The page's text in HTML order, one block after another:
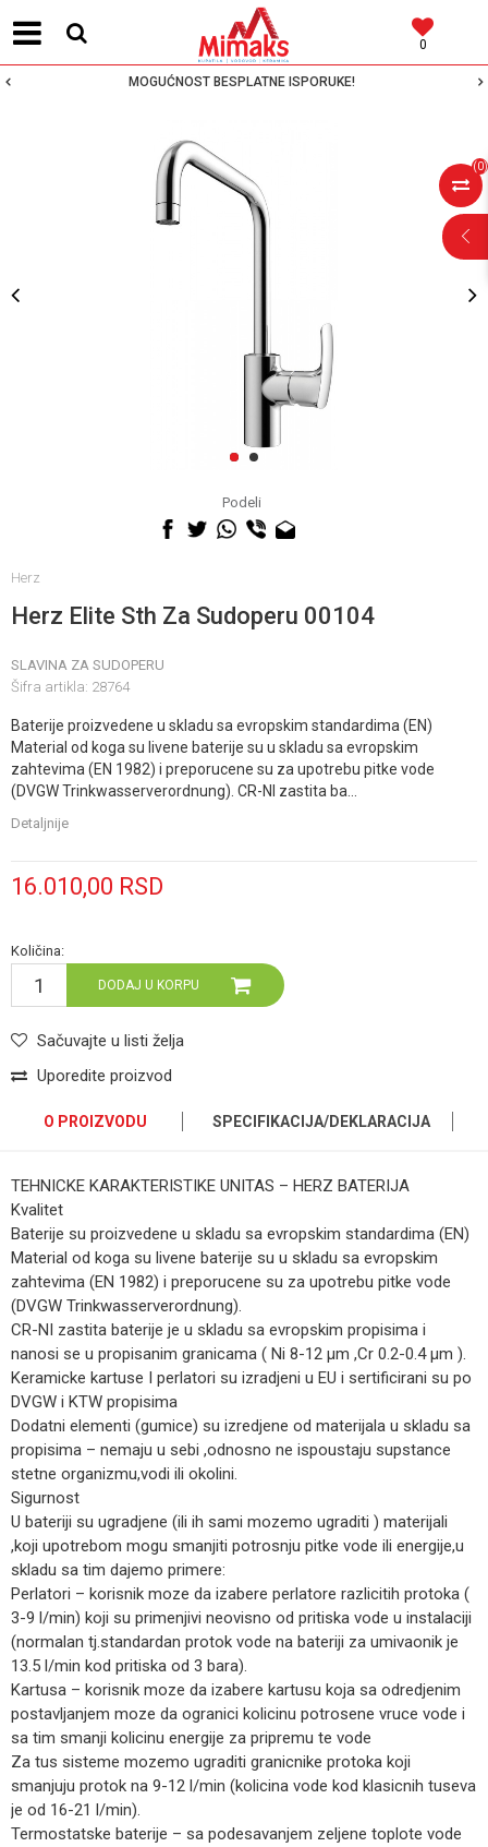
0
MOGUĆNOST BESPLATNE ISPORUKE!
(0)
1 2
Podeli
Herz
Herz Elite Sth Za Sudoperu 00104
SLAVINA ZA SUDOPERU
Šifra artikla: 28764
Baterije proizvedene u skladu sa evropskim standardima (EN)
Material od koga su livene baterije su u skladu sa evropskim
zahtevima (EN 1982) i preporucene su za upotrebu pitke vode
(DVGW Trinkwasserverordnung). CR-NI zastita ba
Detaljnije
16.010,00 RSD
Količina:
DODAJ U KORPU
Sačuvajte u listi želja
Uporedite proizvod
KUPOVINI
O PROIZVODU SPECIFIKACIJA/DEKLARACIJA
TEHNICKE KARAKTERISTIKE UNITAS – HERZ BATERIJA
Kvalitet
Baterije su proizvedene u skladu sa evropskim standardima (EN)
Material od koga su livene baterije su u skladu sa evropskim
zahtevima (EN 1982) i preporucene su za upotrebu pitke vode
(DVGW Trinkwasserverordnung).
CR-NI zastita baterije je u skladu sa evropskim propisima i
nanosi se u propisanim granicama ( Ni 8-12 µm ,Cr 0.2-0.4 µm ).
Keramicke kartuse I perlatori su izradjeni u EU i sertificirani su po
DVGW i KTW propisima
Dodatni elementi (gumice) su izredjene od materijala u skladu sa
propisima – nemaju u sebi ,odnosno ne ispoustaju supstance
stetne organizmu,vodi ili okolini.
Sigurnost
U bateriji su ugradjene (ili ih sami mozemo ugraditi ) materijali
,koji upotrebom mogu smanjiti potrosnju pitke vode ili energije,u
skladu sa tim dajemo primere:
Perlatori – korisnik moze da izabere perlatore razlicitih protoka (
3-9 l/min) koji su primenjivi neovisno od pritiska vode u instalaciji
(normalan tj.standardan protok vode na bateriji za umivaonik je
13.5 l/min kod pritiska od 3 bara).
Kartusa – korisnik moze da izabere kartusu koja sa odredjenim
postavljanjem moze da ogranici kolicinu potrosene vruce vode i
sa tim smanji kolicinu energije za pripremu te vode
Za tus sisteme mozemo ugraditi granicnike protoka koji
smanjuju protok na 9-12 l/min (kolicina vode kod klasicnih tuseva
je od 16-21 l/min).
Termostatske baterije – sa podesavanjem zeljene toplote vode